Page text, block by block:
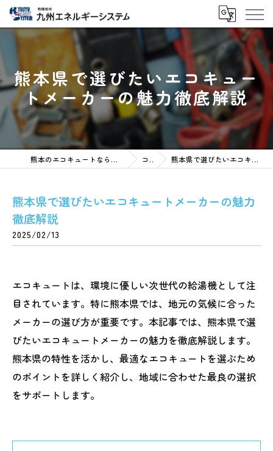
熊本県で選びたいエコキュー
トメーカーの魅力徹底解説
熊本のエコキュートなら有限会社九州エネルギーシステム コラム 熊本県で選びたいエコキュートメーカーの魅力徹底解説
熊本県で選びたいエコキュートメーカーの魅力
徹底解説
2025/02/13
エコキュートは、環境に優しい次世代の給湯機として注
目されています。特に熊本県では、地元の気候に合った
メーカーの選び方が重要です。本記事では、熊本県で選
びたいエコキュートメーカーの魅力を徹底解説します。
熊本県の特性を活かし、最適なエコキュートを選ぶため
のポイントを詳しく紹介し、地域に合わせた最良の選択
をサポートします。